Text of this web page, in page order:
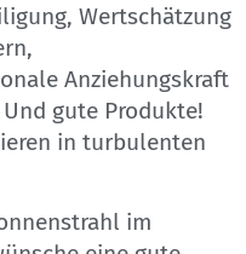
Wertschätzung
Anziehungskraft
gute Produkte!
in turbulenten
im